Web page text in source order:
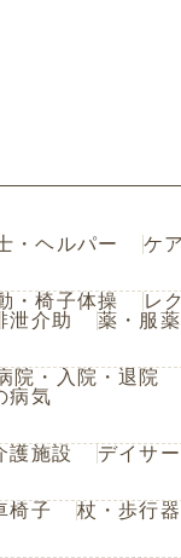
・ヘルパー ケ
・椅子体操 レ
泄介助
薬・服薬
院・入院・退院
病気
護施設 デイサ
椅子 杖・歩行